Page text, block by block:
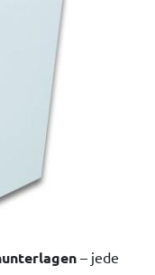
– jede